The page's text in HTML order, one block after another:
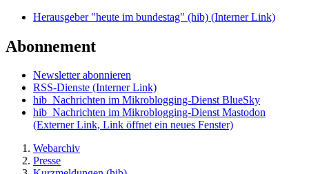
Herausgeber "heute im bundestag" (hib) (Interner Link)
Abonnement
Newsletter abonnieren
RSS-Dienste (Interner Link)
hib_Nachrichten im Mikroblogging-Dienst BlueSky
hib_Nachrichten im Mikroblogging-Dienst Mastodon
(Externer Link, Link öffnet ein neues Fenster)
Webarchiv
Presse